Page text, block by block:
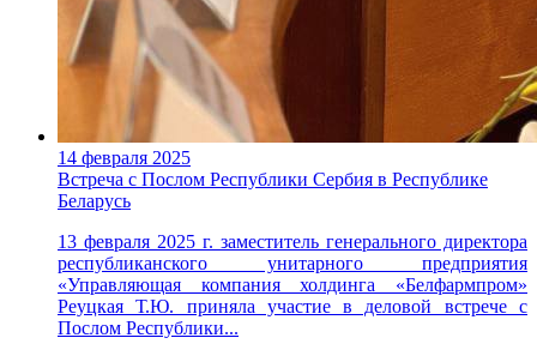
14 февраля 2025
Встреча с Послом Республики Сербия в Республике
Беларусь
13 февраля 2025 г. заместитель генерального директора
республиканского унитарного предприятия
«Управляющая компания холдинга «Белфармпром»
Реуцкая Т.Ю. приняла участие в деловой встрече с
Послом Республики...